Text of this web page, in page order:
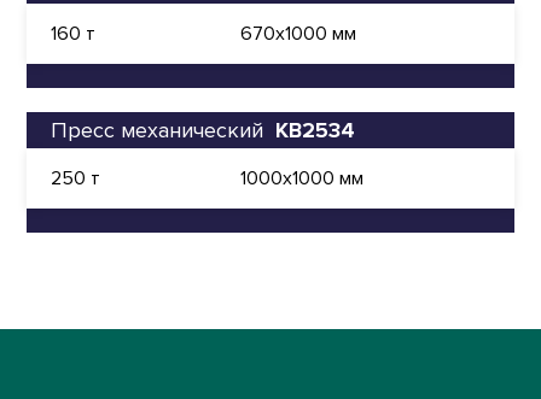
160 т 670х1000 мм
Пресс механический КВ2534
250 т 1000х1000 мм